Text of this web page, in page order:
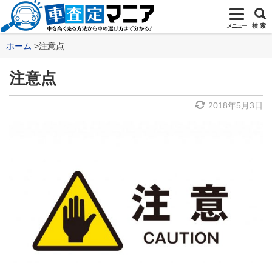
メニュー 検 索
ホーム 注意点
注意点
2018年5月3日